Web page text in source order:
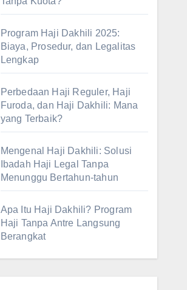
Program Haji Dakhili 2025:
Biaya, Prosedur, dan Legalitas
Lengkap
Perbedaan Haji Reguler, Haji
Furoda, dan Haji Dakhili: Mana
yang Terbaik?
Mengenal Haji Dakhili: Solusi
Ibadah Haji Legal Tanpa
Menunggu Bertahun-tahun
Apa Itu Haji Dakhili? Program
Haji Tanpa Antre Langsung
Berangkat